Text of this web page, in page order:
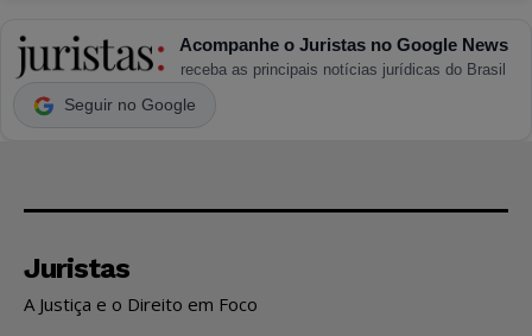
Acompanhe o Juristas no Google News
receba as principais notícias jurídicas do Brasil
Seguir no Google
Juristas
A Justiça e o Direito em Foco